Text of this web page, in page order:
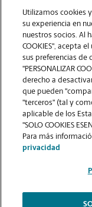
VER
Utilizamos cookies
su experiencia en
nuestros socios. Al
COOKIES", acepta
sus preferencias de
"PERSONALIZAR
derecho a
que pueden
"terceros" (tal y
aplicable de los
"SOLO COOKIES
Para más
privacidad